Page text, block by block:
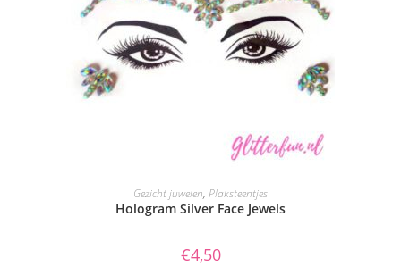
TOEVOEGEN AAN WINKELWAGEN
Gezicht juwelen, Plaksteentjes
Hologram Silver Face Jewels
€4,50